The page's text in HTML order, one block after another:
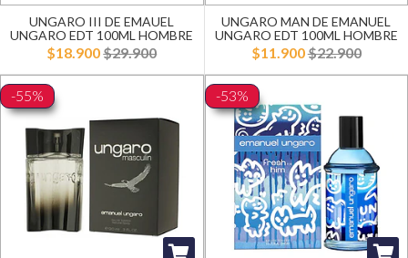
UNGARO III DE EMAUEL
UNGARO EDT 100ML HOMBRE
$18.900$29.900
UNGARO MAN DE EMANUEL
UNGARO EDT 100ML HOMBRE
$11.900$22.900
-55% -53%